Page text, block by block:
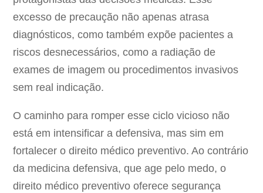
excesso de precaução não apenas atrasa
diagnósticos, como também expõe pacientes a
riscos desnecessários, como a radiação de
exames de imagem ou procedimentos invasivos
sem real indicação.
O caminho para romper esse ciclo vicioso não
está em intensificar a defensiva, mas sim em
fortalecer o direito médico preventivo. Ao contrário
da medicina defensiva, que age pelo medo, o
direito médico preventivo oferece segurança